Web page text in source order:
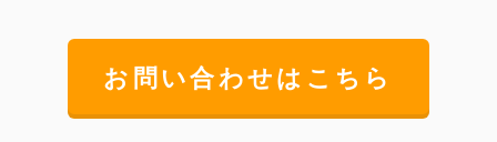
お問い合わせはこちら